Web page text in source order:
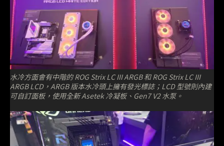
水冷方面會有中階的 ROG Strix LC III ARGB 和 ROG Strix LC III
ARGB LCD，ARGB 版本水冷頭上擁有發光標誌；LCD 型號則內建
可自訂面板，使用全新 Asetek 冷凝板、Gen7 V2 水泵。